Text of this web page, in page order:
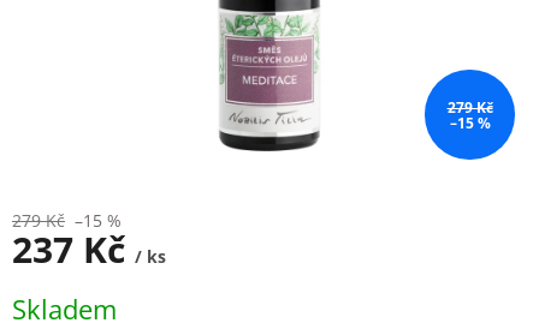
279 Kč
–15 %
279 Kč –15 %
237 Kč / ks
cena:
Skladem